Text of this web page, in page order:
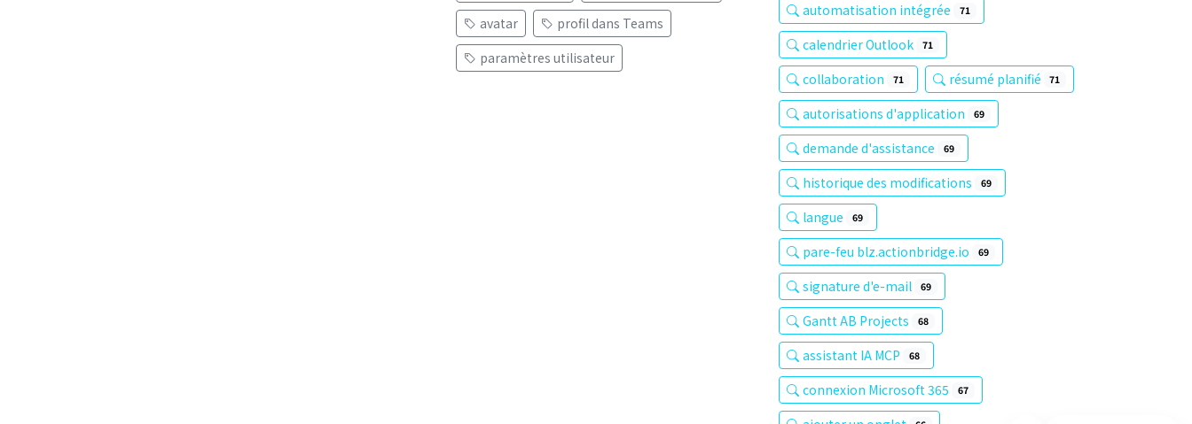
avatar
profil dans Teams
paramètres utilisateur
automatisation intégrée 71
calendrier Outlook 71
collaboration 71 résumé planifié 71
autorisations d'application 69
demande d'assistance 69
historique des modifications 69
langue 69
pare-feu blz.actionbridge.io 69
signature d'e-mail 69
Gantt AB Projects 68
assistant IA MCP 68
connexion Microsoft 365 67